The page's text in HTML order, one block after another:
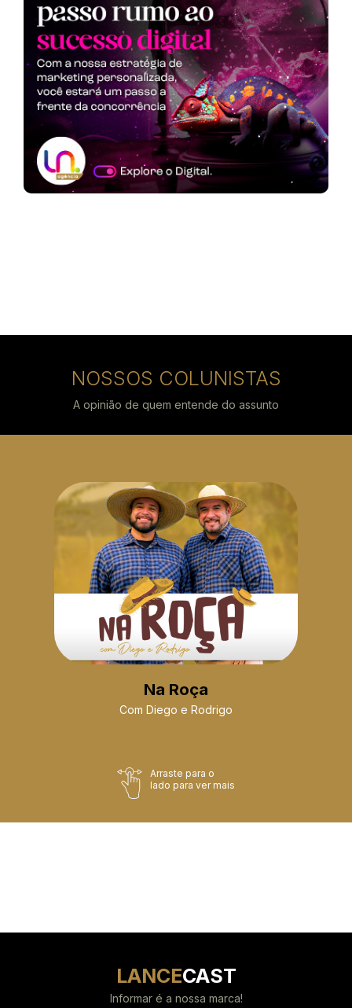
NOSSOS COLUNISTAS
A opinião de quem entende do assunto
Na Roça
Com Diego e Rodrigo
Arraste para o
lado para ver mais
LANCECAST
Informar é a nossa marca!